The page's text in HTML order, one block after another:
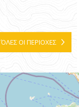
ΌΛΕΣ ΟΙ ΠΕΡΙΟΧΕΣ